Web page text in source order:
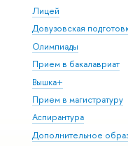
Лицей
Довузовская
Олимпиады
Прием в бакалавриат
Вышка+
Прием в магистратуру
Аспирантура
Дополнительное